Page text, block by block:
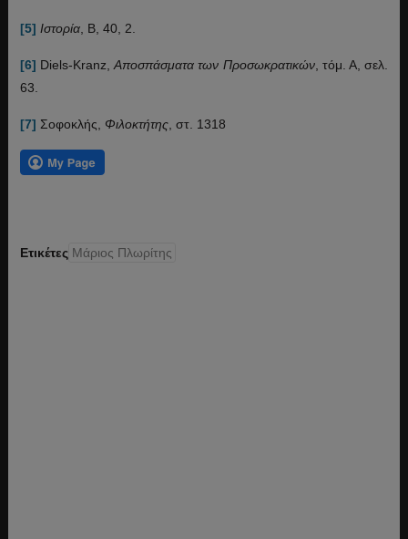
[5] Ιστορία, Β, 40, 2.
[6] Diels-Kranz,Αποσπάσματα των Προσωκρατικών, τόμ. Α, σελ.
63.
[7] Σοφοκλής, Φιλοκτήτης, στ. 1318
Ετικέτες Μάριος Πλωρίτης